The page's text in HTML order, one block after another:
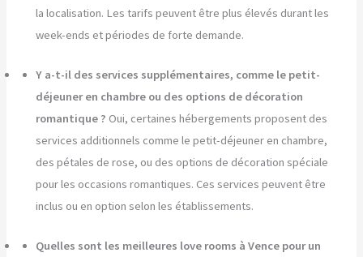
la localisation. Les tarifs peuvent être plus élevés durant les
week-ends et périodes de forte demande.
Y a-t-il des services supplémentaires, comme le petit-
déjeuner en chambre ou des options de décoration
romantique ? Oui, certaines hébergements proposent des
services additionnels comme le petit-déjeuner en chambre,
des pétales de rose, ou des options de décoration spéciale
pour les occasions romantiques. Ces services peuvent être
inclus ou en option selon les établissements.
Quelles sont les meilleures love rooms à Vence pour un